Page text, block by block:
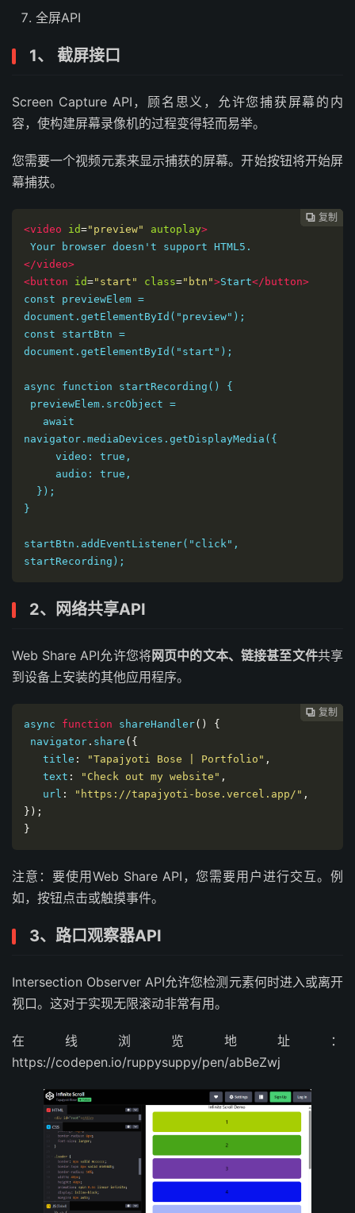
全屏API
1、 截屏接口
Screen Capture API，顾名思义，允许您捕获屏幕的内
容，使构建屏幕录像机的过程变得轻而易举。
您需要一个视频元素来显示捕获的屏幕。开始按钮将开始屏
幕捕获。
 复制
 复制
 复制
 复制
 复制
 复制
 复制
 复制
<video
id="preview" autoplay>
</video>
<button
id="start" class="btn">Start</button>
const previewElem =
document.getElementById("preview");
const startBtn =
document.getElementById("start");
async function startRecording() {
navigator.mediaDevices.getDisplayMedia({
}
startBtn.addEventListener("click",
startRecording);
2、网络共享API
Web Share API允许您将网页中的文本、链接甚至文件共享
到设备上安装的其他应用程序。
 复制
 复制
 复制
 复制
 复制
 复制
 复制
async function shareHandler()
{
navigator . share ({
   title
: "Tapajyoti Bose | Portfolio" ,
   text
: "Check out my website" ,
   url
: "https://tapajyoti-bose.vercel.app/" ,
});
}
注意：要使用Web Share API，您需要用户进行交互。例
如，按钮点击或触摸事件。
3、路口观察器API
Intersection Observer API允许您检测元素何时进入或离开
视口。这对于实现无限滚动非常有用。
在线浏览地址：
https://codepen.io/ruppysuppy/pen/abBeZwj